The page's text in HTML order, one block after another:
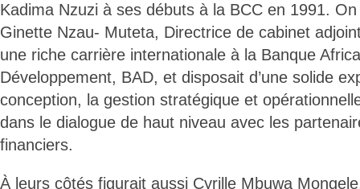
Kadima Nzuzi à ses débuts à la BCC en 1991.
Ginette Nzau- Muteta, Directrice de cabinet
une riche carrière internationale à la Banque
Développement, BAD, et disposait d’une solide
conception, la gestion stratégique et
dans le dialogue de haut niveau avec les
financiers.
À leurs côtés figurait aussi Cyrille Mbuwa